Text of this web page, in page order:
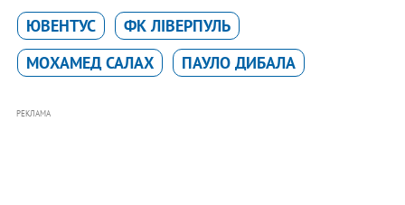
ЮВЕНТУС
ФК ЛІВЕРПУЛЬ
МОХАМЕД САЛАХ
ПАУЛО ДИБАЛА
РЕКЛАМА